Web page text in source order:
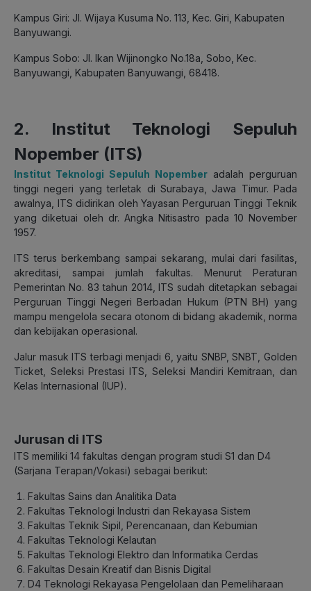
Kampus Giri: Jl. Wijaya Kusuma No. 113, Kec. Giri, Kabupaten
Banyuwangi.
Kampus Sobo: Jl. Ikan Wijinongko No.18a, Sobo, Kec.
Banyuwangi, Kabupaten Banyuwangi, 68418.
2. Institut Teknologi Sepuluh
Nopember (ITS)
Institut Teknologi Sepuluh Nopember adalah perguruan
tinggi negeri yang terletak di Surabaya, Jawa Timur. Pada
awalnya, ITS didirikan oleh Yayasan Perguruan Tinggi Teknik
yang diketuai oleh dr. Angka Nitisastro pada 10 November
1957.
ITS terus berkembang sampai sekarang, mulai dari fasilitas,
akreditasi, sampai jumlah fakultas. Menurut Peraturan
Pemerintan No. 83 tahun 2014, ITS sudah ditetapkan sebagai
Perguruan Tinggi Negeri Berbadan Hukum (PTN BH) yang
mampu mengelola secara otonom di bidang akademik, norma
dan kebijakan operasional.
Jalur masuk ITS terbagi menjadi 6, yaitu SNBP, SNBT, Golden
Ticket, Seleksi Prestasi ITS, Seleksi Mandiri Kemitraan, dan
Kelas Internasional (IUP).
Jurusan di ITS
ITS memiliki 14 fakultas dengan program studi S1 dan D4
(Sarjana Terapan/Vokasi) sebagai berikut:
Fakultas Sains dan Analitika Data
Fakultas Teknologi Industri dan Rekayasa Sistem
Fakultas Teknik Sipil, Perencanaan, dan Kebumian
Fakultas Teknologi Kelautan
Fakultas Teknologi Elektro dan Informatika Cerdas
Fakultas Desain Kreatif dan Bisnis Digital
D4 Teknologi Rekayasa Pengelolaan dan Pemeliharaan